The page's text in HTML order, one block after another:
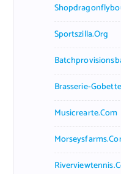
Sportszilla.org
Brasserie-
Musicrearte.com